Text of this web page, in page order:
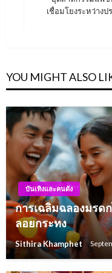
Next
เชื่อมโยงระหว่าง
YOU MIGHT ALSO
บันเทิงและคนดัง
การเฉลิมฉลองมรด
ลอยกระทง
Sithira Khamphet